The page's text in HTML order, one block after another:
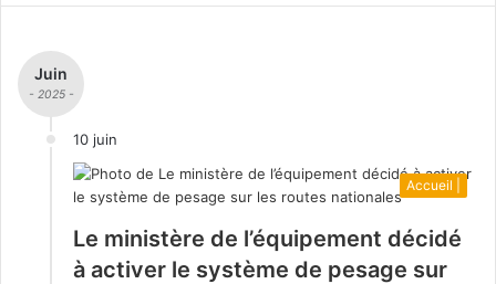
Juin
- 2025 -
10 juin
Accueil |
Le ministère de l’équipement décidé
à activer le système de pesage sur